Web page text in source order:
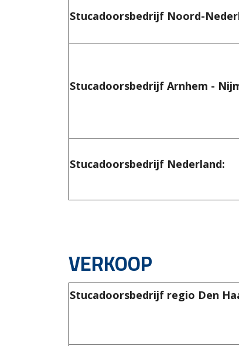
Stucadoorsbedrijf Noord-
Stucadoorsbedrijf Arnhem -
Stucadoorsbedrijf Nederland:
VERKOOP
Stucadoorsbedrijf regio Den